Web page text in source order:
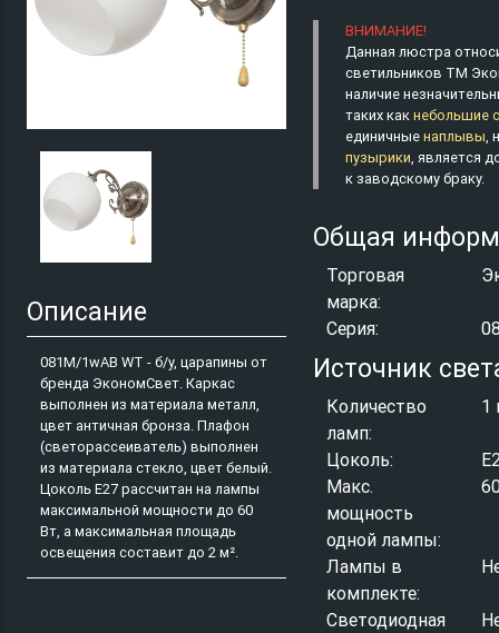
Описание
081M/1wAB WT - б/у, царапины от
бренда ЭкономСвет. Каркас
выполнен из материала металл,
цвет античная бронза. Плафон
(светорассеиватель) выполнен
из материала стекло, цвет белый.
Цоколь E27 рассчитан на лампы
максимальной мощности до 60
Вт, а максимальная площадь
освещения составит до 2 м².
ВНИМАНИЕ!
Данная люстра
светильников ТМ
наличие
таких какнебольшие
единичныенаплывы,
пузырики, является
к заводскому браку.
Общая
Торговая
марка:
Серия:
Источник
Количество
ламп:
1
Цоколь:
Макс.
мощность
одной лампы:
Лампы в
комплекте:
Светодиодная